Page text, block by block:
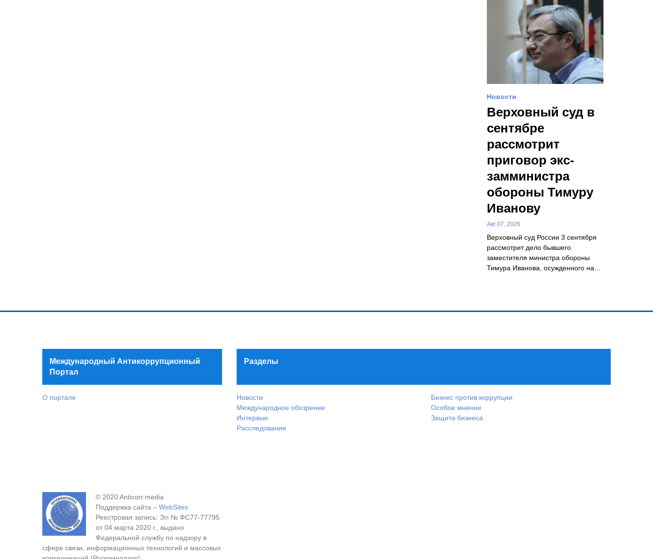
Новости
Верховный суд в
сентябре
рассмотрит
приговор экс-
замминистра
обороны Тимуру
Иванову
Авг 07, 2026
Верховный суд России 3 сентября
рассмотрит дело бывшего
заместителя министра обороны
Тимура Иванова, осужденного на…
Международный Антикоррупционный
Портал
О портале
Разделы
Новости
Международное обозрение
Интервью
Расследования
Бизнес против коррупции
Особое мнение
Защита бизнеса
© 2020 Anticorr.media
Поддержка сайта – WebSites
Реестровая запись: Эл № ФС77-77795
от 04 марта 2020 г., выдано
Федеральной службу по надзору в
сфере связи, информационных технологий и массовых